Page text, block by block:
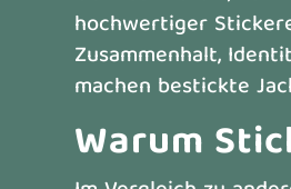
hochwertiger
Zusammenhalt,
machen bestickte
Warum